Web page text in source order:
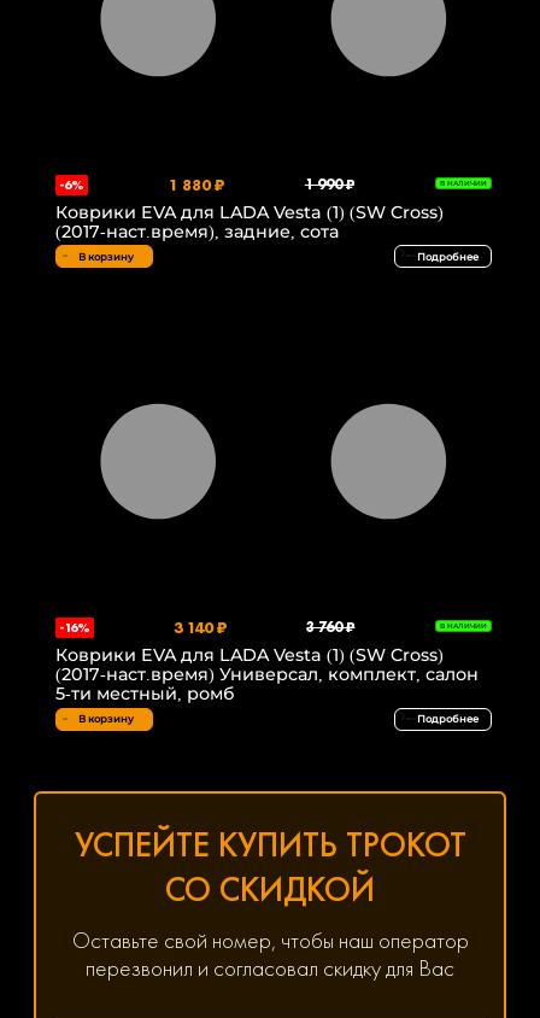
-6% 1 880 ₽ 1 990 ₽ В НАЛИЧИИ
Коврики EVA для LADA Vesta (1) (SW Cross)
(2017-наст.время), задние, сота
В корзину Подробнее
-16% 3 140 ₽ 3 760 ₽ В НАЛИЧИИ
Коврики EVA для LADA Vesta (1) (SW Cross)
(2017-наст.время) Универсал, комплект, салон
5-ти местный, ромб
В корзину Подробнее
УСПЕЙТЕ КУПИТЬ ТРОКОТ
СО СКИДКОЙ
Оставьте свой номер, чтобы наш оператор
перезвонил и согласовал скидку для Вас